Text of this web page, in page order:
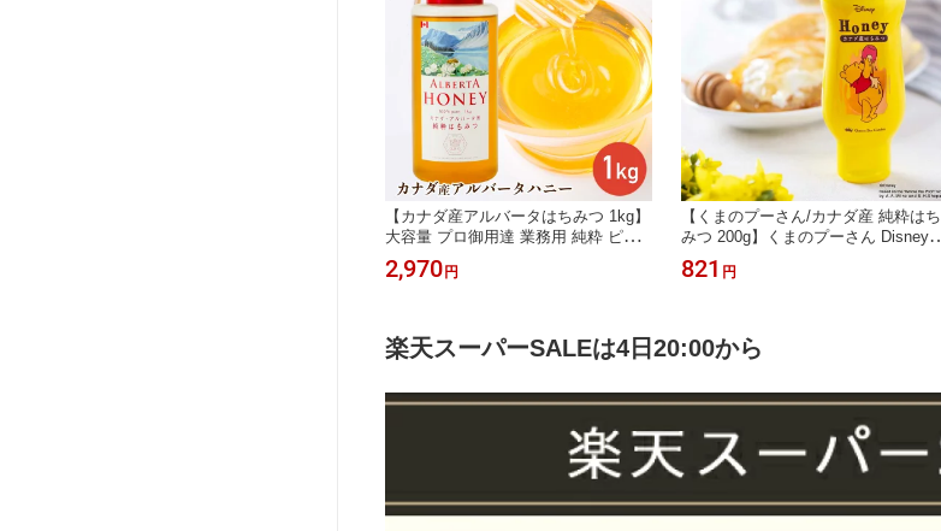
【カナダ産アルバータはちみつ 1kg】
大容量 プロ御用達 業務用 純粋 ピュ
ア 国内充填 安心 安全 百花蜜 クイン
ビーガーデン 公式 アルバータハニー
2,970 円
【くまのプーさん/カナダ産 純粋はち
みつ 200g】くまのプーさん Disney
ディズニー くま カナダ産 はちみつ
ハチミツ 蜂蜜 使いやすい パンに合う
821 円
楽天スーパーSALEは4日20:00から